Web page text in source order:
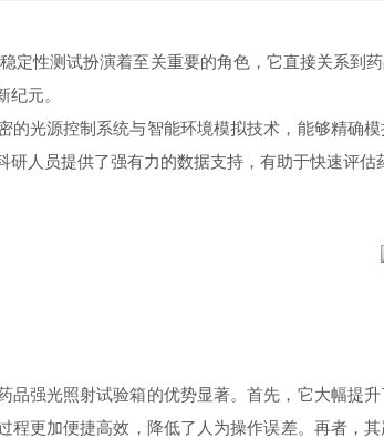
性测试扮演着至关重要的角色，它直接关系到
元。
光源控制系统与智能环境模拟技术，能够精确
人员提供了强有力的数据支持，有助于快速评估
强光照射试验箱的优势显著。首先，它大幅提
程更加便捷高效，降低了人为操作误差。再者，